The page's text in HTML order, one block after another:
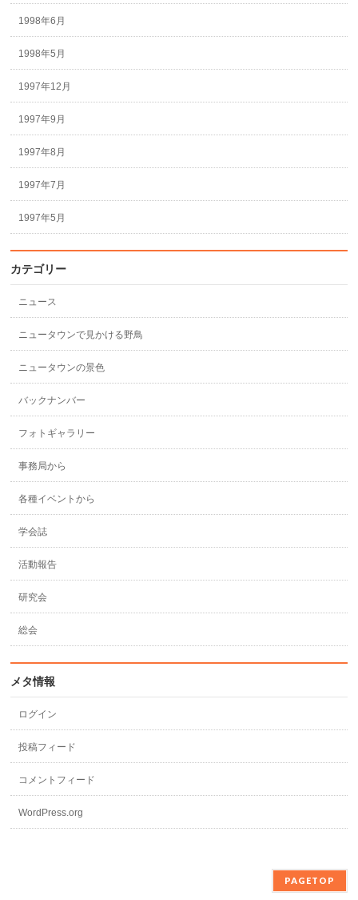
1998年6月
1998年5月
1997年12月
1997年9月
1997年8月
1997年7月
1997年5月
カテゴリー
ニュース
ニュータウンで見かける野鳥
ニュータウンの景色
バックナンバー
フォトギャラリー
事務局から
各種イベントから
学会誌
活動報告
研究会
総会
メタ情報
ログイン
投稿フィード
コメントフィード
WordPress.org
PAGETOP